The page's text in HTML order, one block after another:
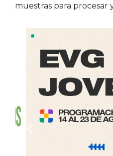
muestras para procesar